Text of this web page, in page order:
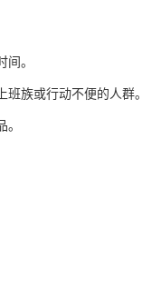
。
族或行动不便的人群。